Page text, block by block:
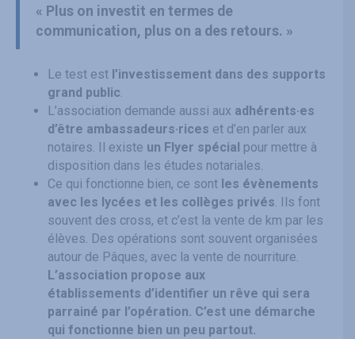
« Plus on investit en termes de
communication, plus on a des retours. »
Le test est l’investissement dans des supports
grand public
L’association demande aussi aux adhérents·es
d’être ambassadeurs·rices et d’en parler aux
notaires. Il existe un Flyer spécial pour mettre à
disposition dans les études notariales.
Ce qui fonctionne bien, ce sont les évènements
avec les lycées et les collèges privés . Ils font
souvent des cross, et c’est la vente de km par les
élèves. Des opérations sont souvent organisées
autour de Pâques, avec la vente de nourriture.
L’association propose aux
établissements d’identifier un rêve qui sera
parrainé par l’opération. C’est une démarche
qui fonctionne bien un peu partout.